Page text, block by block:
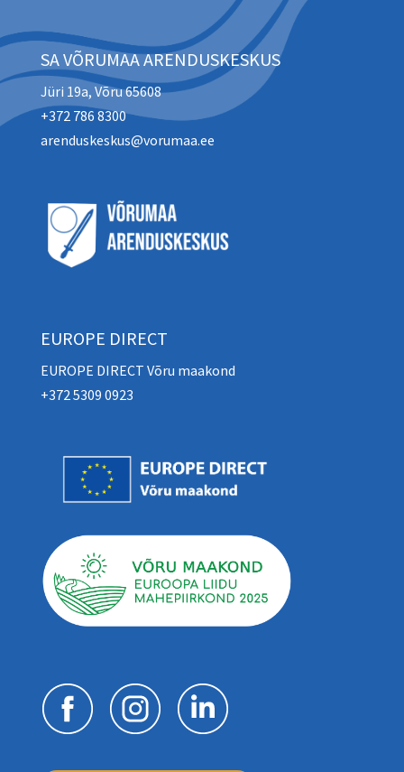
SA VÕRUMAA ARENDUSKESKUS
Jüri 19a, Võru 65608
+372 786 8300
arenduskeskus@vorumaa.ee
EUROPE DIRECT
EUROPE DIRECT Võru maakond
+372 5309 0923